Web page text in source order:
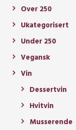
Over 250
Ukategorisert
Under 250
Vegansk
Vin
Dessertvin
Hvitvin
Musserende